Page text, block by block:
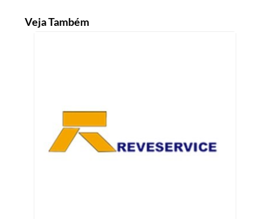
Veja Também